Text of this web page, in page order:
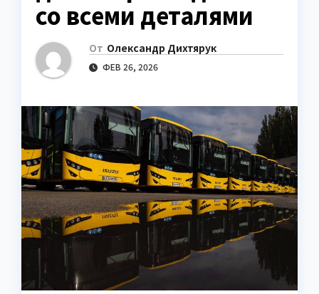
со всеми деталями
От Олександр Дихтярук
ФЕВ 26, 2026